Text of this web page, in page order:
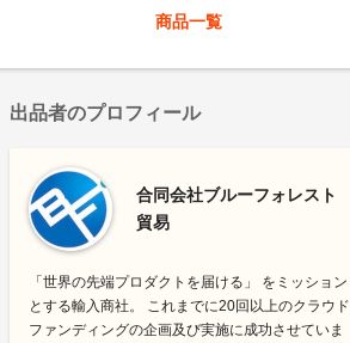
商品一覧
出品者のプロフィール
合同会社ブルーフォレスト
貿易
「世界の先端プロダクトを届ける」 をミッション
とする輸入商社。 これまでに20回以上のクラウド
ファンディングの企画及び実施に成功させていま